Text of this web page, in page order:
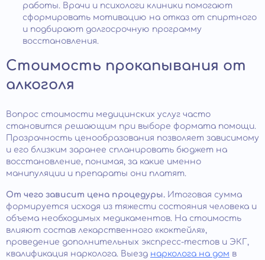
работы. Врачи и психологи клиники помогают
сформировать мотивацию на отказ от спиртного
и подбирают долгосрочную программу
восстановления.
Стоимость прокапывания от
алкоголя
Вопрос стоимости медицинских услуг часто
становится решающим при выборе формата помощи.
Прозрачность ценообразования позволяет зависимому
и его близким заранее спланировать бюджет на
восстановление, понимая, за какие именно
манипуляции и препараты они платят.
От чего зависит цена процедуры. Итоговая сумма
формируется исходя из тяжести состояния человека и
объема необходимых медикаментов. На стоимость
влияют состав лекарственного «коктейля»,
проведение дополнительных экспресс-тестов и ЭКГ,
квалификация нарколога. Выезд нарколога на дом в